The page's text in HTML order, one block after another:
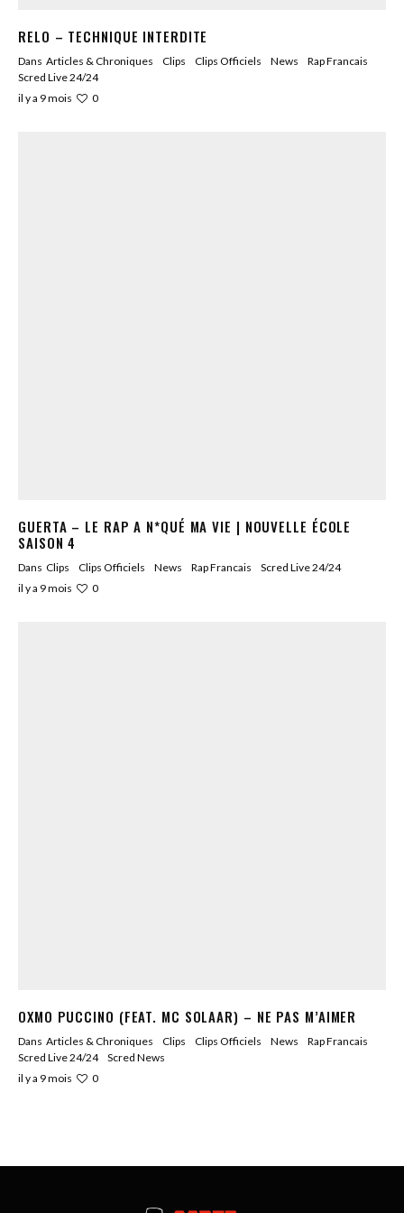
RELO – TECHNIQUE INTERDITE
Dans Articles & Chroniques Clips Clips Officiels News
Rap Francais
Scred Live 24/24
il y a 9 mois
0
GUERTA – LE RAP A N*QUÉ MA VIE | NOUVELLE ÉCOLE
SAISON 4
Dans Clips Clips Officiels News Rap Francais
Scred Live 24/24
il y a 9 mois
0
OXMO PUCCINO (FEAT. MC SOLAAR) – NE PAS M’AIMER
Dans Articles & Chroniques Clips Clips Officiels News
Rap Francais
Scred Live 24/24
Scred News
il y a 9 mois
0